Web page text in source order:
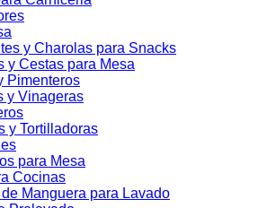
y Charolas para Snacks
y Cestas para Mesa
Pimenteros
y Vinageras
y Tortilladoras
para Mesa
Cocinas
Manguera para Lavado